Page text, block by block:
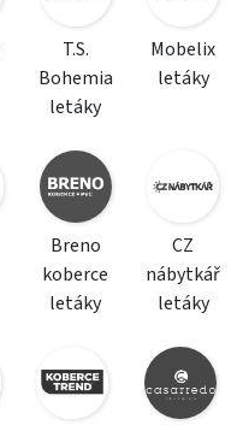
T.S.
Bohemia
letáky
Mobelix
letáky
Breno
koberce
letáky
CZ
nábytkář
letáky